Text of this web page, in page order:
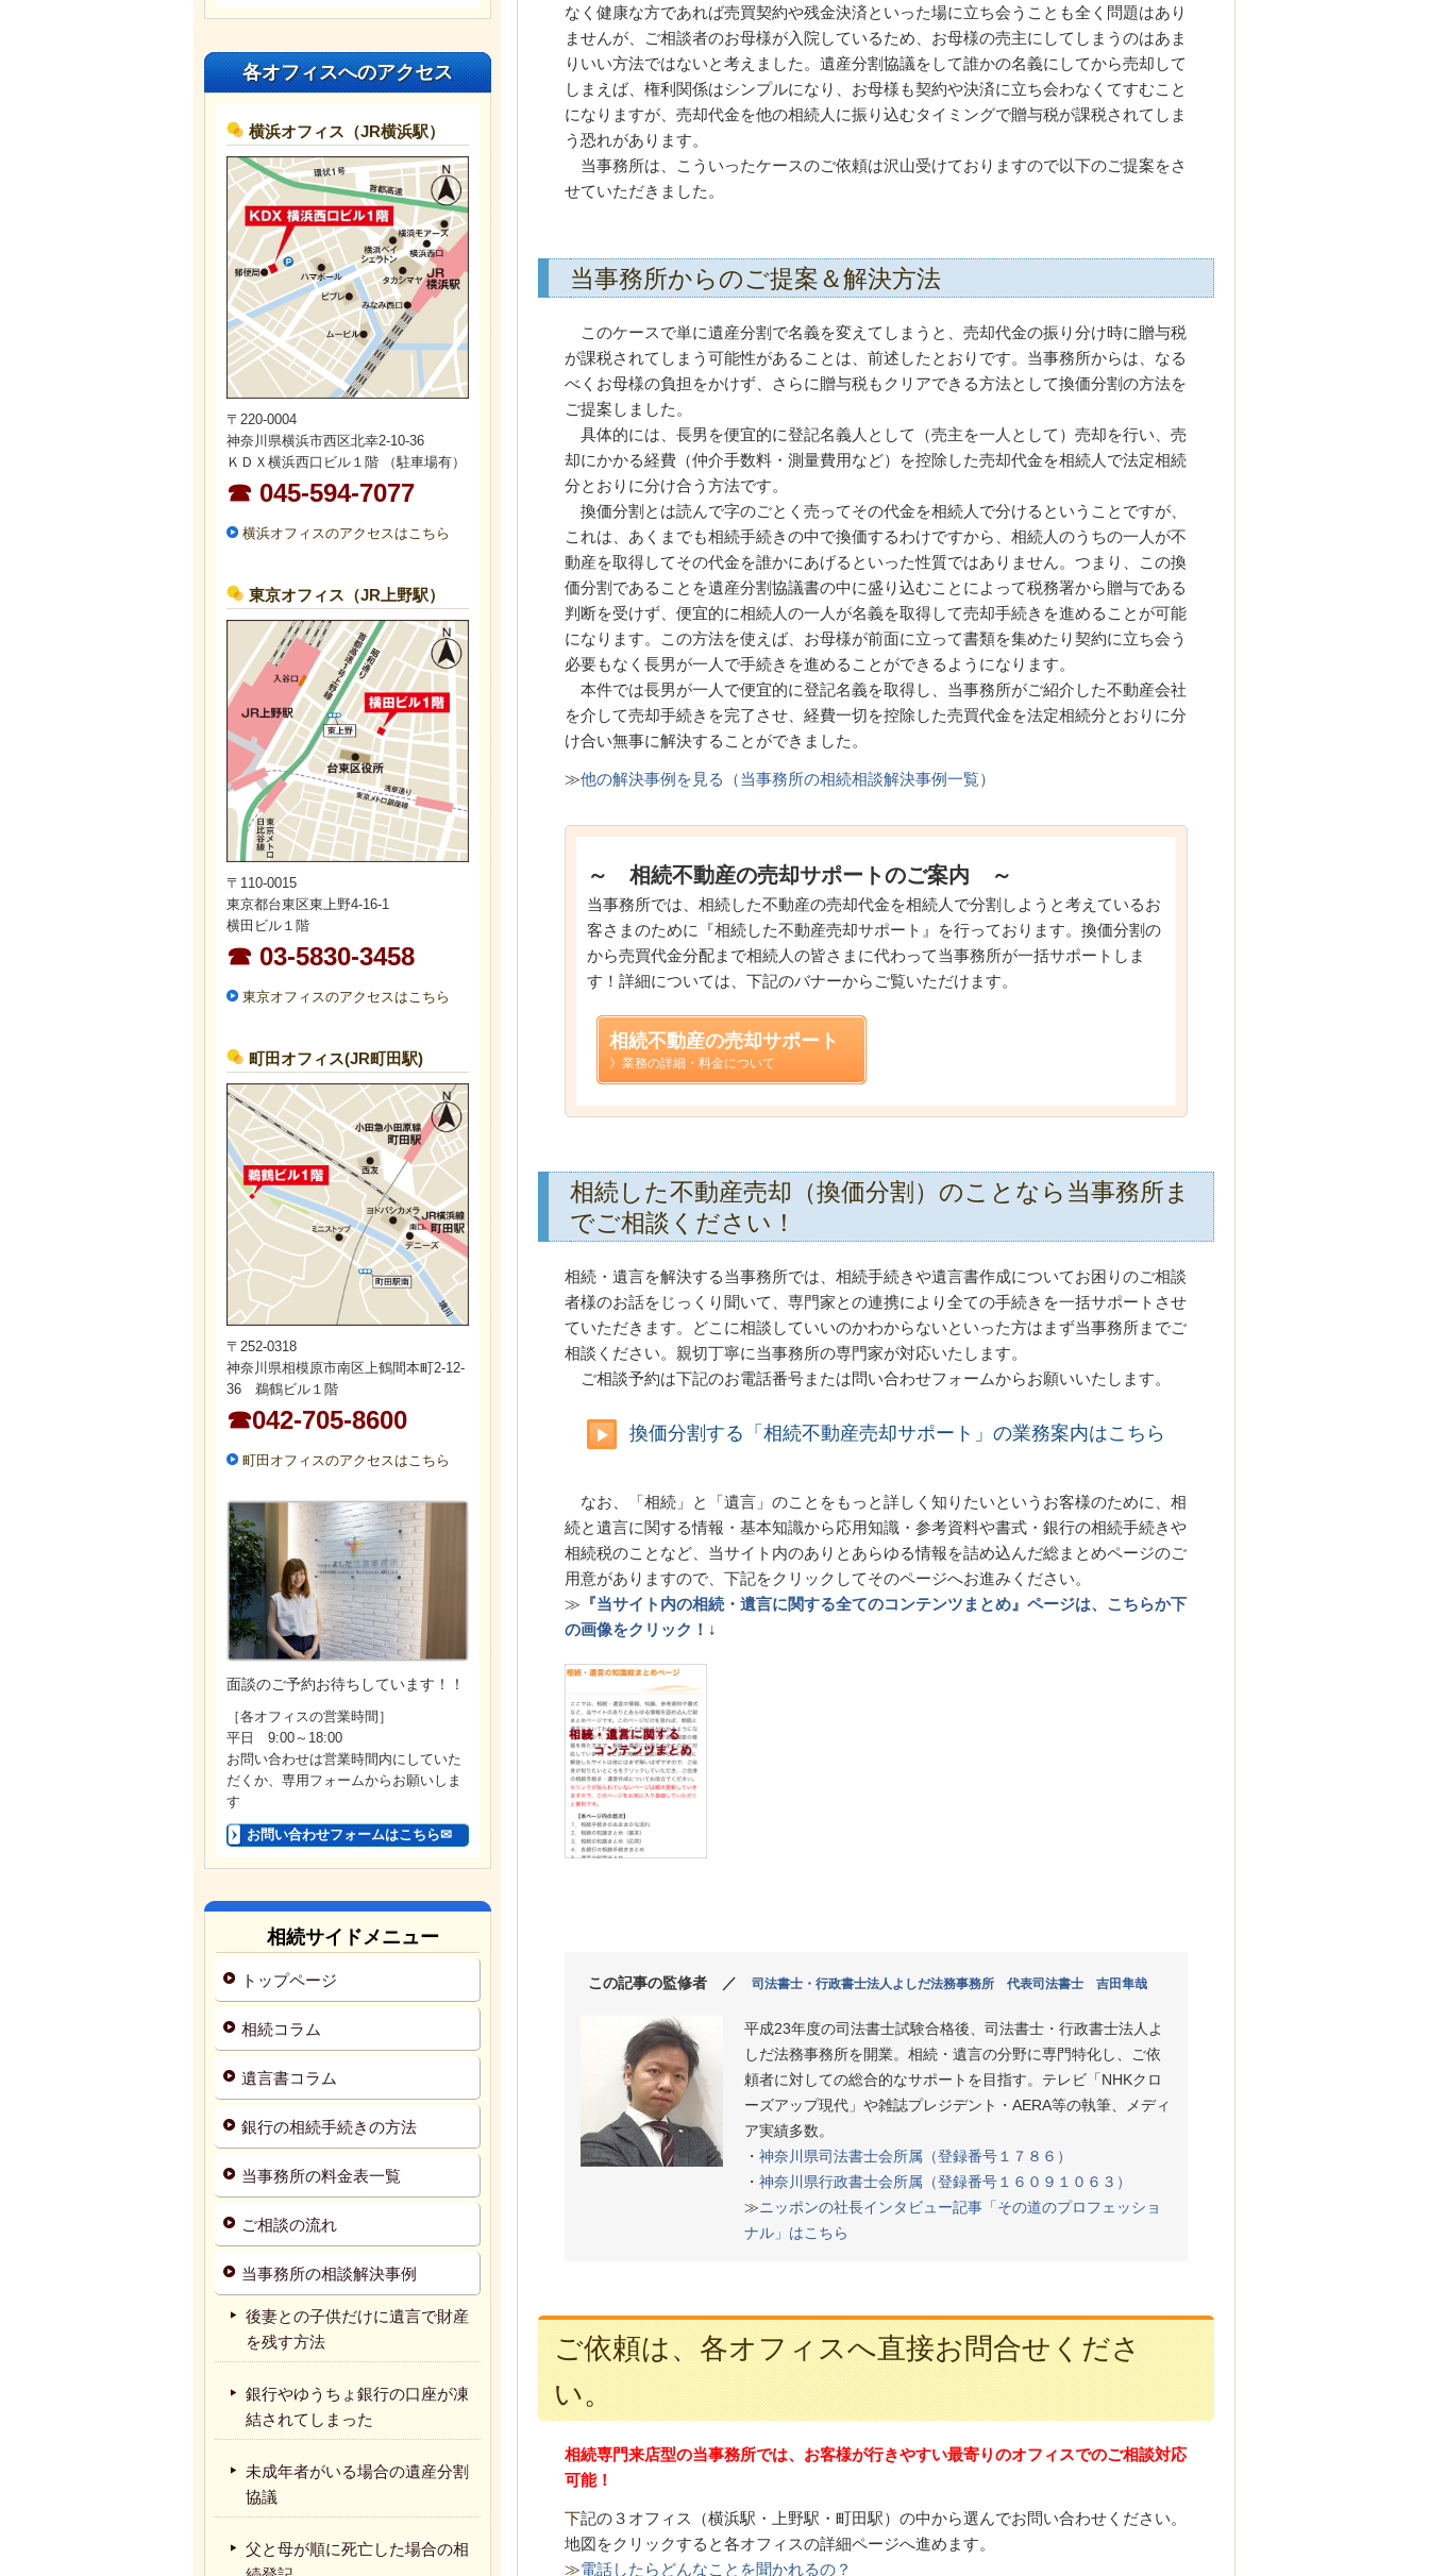
なく健康な方であれば売買契約や残金決済といった場に立ち会うことも全く問題はあり
ませんが、ご相談者のお母様が入院しているため、お母様の売主にしてしまうのはあま
りいい方法ではないと考えました。遺産分割協議をして誰かの名義にしてから売却して
しまえば、権利関係はシンプルになり、お母様も契約や決済に立ち会わなくてすむこと
になりますが、売却代金を他の相続人に振り込むタイミングで贈与税が課税されてしま
う恐れがあります。
当事務所は、こういったケースのご依頼は沢山受けておりますので以下のご提案をさ
せていただきました。
当事務所からのご提案＆解決方法
このケースで単に遺産分割で名義を変えてしまうと、売却代金の振り分け時に贈与税
が課税されてしまう可能性があることは、前述したとおりです。当事務所からは、なる
べくお母様の負担をかけず、さらに贈与税もクリアできる方法として換価分割の方法を
ご提案しました。
具体的には、長男を便宜的に登記名義人として（売主を一人として）売却を行い、売
却にかかる経費（仲介手数料・測量費用など）を控除した売却代金を相続人で法定相続
分とおりに分け合う方法です。
換価分割とは読んで字のごとく売ってその代金を相続人で分けるということですが、
これは、あくまでも相続手続きの中で換価するわけですから、相続人のうちの一人が不
動産を取得してその代金を誰かにあげるといった性質ではありません。つまり、この換
価分割であることを遺産分割協議書の中に盛り込むことによって税務署から贈与である
判断を受けず、便宜的に相続人の一人が名義を取得して売却手続きを進めることが可能
になります。この方法を使えば、お母様が前面に立って書類を集めたり契約に立ち会う
必要もなく長男が一人で手続きを進めることができるようになります。
本件では長男が一人で便宜的に登記名義を取得し、当事務所がご紹介した不動産会社
を介して売却手続きを完了させ、経費一切を控除した売買代金を法定相続分とおりに分
け合い無事に解決することができました。
≫他の解決事例を見る（当事務所の相続相談解決事例一覧）
～ 相続不動産の売却サポートのご案内 ～
当事務所では、相続した不動産の売却代金を相続人で分割しようと考えているお
客さまのために『相続した不動産売却サポート』を行っております。換価分割の
から売買代金分配まで相続人の皆さまに代わって当事務所が一括サポートしま
す！詳細については、下記のバナーからご覧いただけます。
相続不動産の売却サポート
》業務の詳細・料金について
相続した不動産売却（換価分割）のことなら当事務所ま
でご相談ください！
相続・遺言を解決する当事務所では、相続手続きや遺言書作成についてお困りのご相談
者様のお話をじっくり聞いて、専門家との連携により全ての手続きを一括サポートさせ
ていただきます。どこに相談していいのかわからないといった方はまず当事務所までご
相談ください。親切丁寧に当事務所の専門家が対応いたします。
ご相談予約は下記のお電話番号または問い合わせフォームからお願いいたします。
換価分割する「相続不動産売却サポート」の業務案内はこちら
なお、「相続」と「遺言」のことをもっと詳しく知りたいというお客様のために、相
続と遺言に関する情報・基本知識から応用知識・参考資料や書式・銀行の相続手続きや
相続税のことなど、当サイト内のありとあらゆる情報を詰め込んだ総まとめページのご
用意がありますので、下記をクリックしてそのページへお進みください。
≫ 『当サイト内の相続・遺言に関する全てのコンテンツまとめ』ページは、こちらか下
の画像をクリック！ ↓
この記事の監修者 ／ 司法書士・行政書士法人よしだ法務事務所 代表司法書士 吉田隼哉
平成23年度の司法書士試験合格後、司法書士・行政書士法人よ
しだ法務事務所を開業。相続・遺言の分野に専門特化し、ご依
頼者に対しての総合的なサポートを目指す。テレビ「NHKクロ
ーズアップ現代」や雑誌プレジデント・AERA等の執筆、メディ
ア実績多数。
・ 神奈川県司法書士会所属（登録番号１７８６）
・ 神奈川県行政書士会所属（登録番号１６０９１０６３）
≫ニッポンの社長インタビュー記事「その道のプロフェッショ
ナル」はこちら
ご依頼は、各オフィスへ直接お問合せくださ
い。
相続専門来店型の当事務所では、お客様が行きやすい最寄りのオフィスでのご相談対応
可能！
下記の３オフィス（横浜駅・上野駅・町田駅）の中から選んでお問い合わせください。
地図をクリックすると各オフィスの詳細ページへ進めます。
≫電話したらどんなことを聞かれるの？
各オフィスへのアクセス
横浜オフィス（JR横浜駅）
〒220-0004
神奈川県横浜市西区北幸2-10-36
ＫＤＸ横浜西口ビル１階 （駐車場有）
☎ 045-594-7077
横浜オフィスのアクセスはこちら
東京オフィス（JR上野駅）
〒110-0015
東京都台東区東上野4-16-1
横田ビル１階
☎ 03-5830-3458
東京オフィスのアクセスはこちら
町田オフィス(JR町田駅)
〒252-0318
神奈川県相模原市南区上鶴間本町2-12-
36 鵜鶴ビル１階
☎042-705-8600
町田オフィスのアクセスはこちら
面談のご予約お待ちしています！！
［各オフィスの営業時間］
平日 9:00～18:00
お問い合わせは営業時間内にしていた
だくか、専用フォームからお願いしま
す
お問い合わせフォームはこちら✉
相続サイドメニュー
トップページ
相続コラム
遺言書コラム
銀行の相続手続きの方法
当事務所の料金表一覧
ご相談の流れ
当事務所の相談解決事例
後妻との子供だけに遺言で財産
を残す方法
銀行やゆうちょ銀行の口座が凍
結されてしまった
未成年者がいる場合の遺産分割
協議
父と母が順に死亡した場合の相